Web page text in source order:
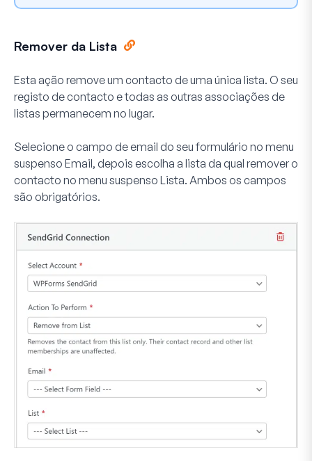
Remover da Lista
Esta ação remove um contacto de uma única lista. O seu
registo de contacto e todas as outras associações de
listas permanecem no lugar.
Selecione o campo de email do seu formulário no menu
suspenso Email, depois escolha a lista da qual remover o
contacto no menu suspenso Lista. Ambos os campos
são obrigatórios.